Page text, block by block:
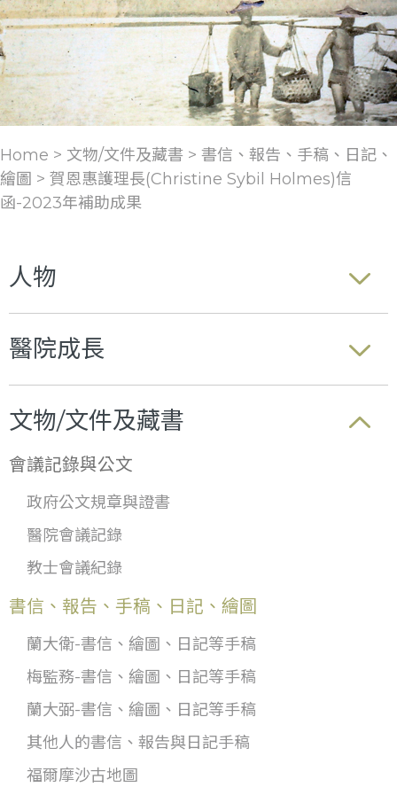
Home > 文物/文件及藏書 > 書信、報告、手稿、日記、
繪圖 > 賀恩惠護理長(Christine Sybil Holmes)信
函-2023年補助成果
人物
醫院成長
文物/文件及藏書
會議記錄與公文
政府公文規章與證書
醫院會議記錄
教士會議紀錄
書信、報告、手稿、日記、繪圖
蘭大衛-書信、繪圖、日記等手稿
梅監務-書信、繪圖、日記等手稿
蘭大弼-書信、繪圖、日記等手稿
其他人的書信、報告與日記手稿
福爾摩沙古地圖